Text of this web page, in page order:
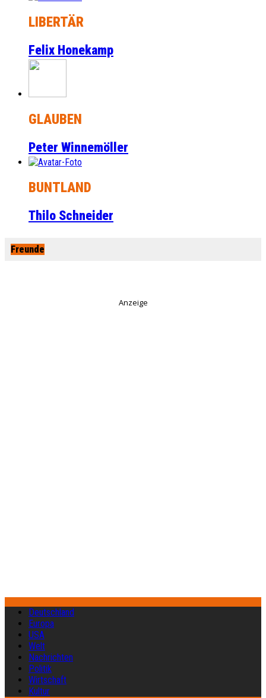
LIBERTÄR
Felix Honekamp
GLAUBEN
Peter Winnemöller
BUNTLAND
Thilo Schneider
Freunde
Anzeige
Deutschland
Europa
USA
Welt
Nachrichten
Politik
Wirtschaft
Kultur